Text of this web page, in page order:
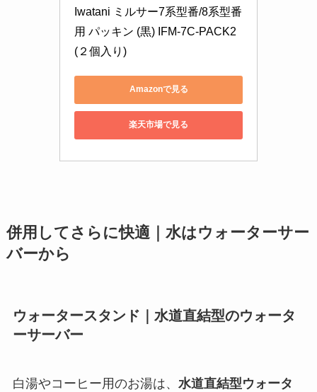
Iwatani ミルサー7系型番/8系型番
用 パッキン (黒) IFM-7C-PACK2
(２個入り)
Amazonで見る
楽天市場で見る
併用してさらに快適｜水はウォーターサー
バーから
ウォータースタンド｜水道直結型のウォータ
ーサーバー
白湯やコーヒー用のお湯は、 水道直結型ウォータ